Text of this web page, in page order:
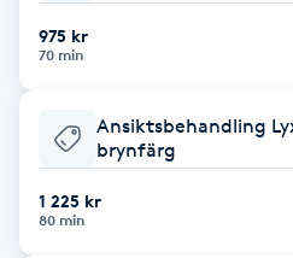
Blowout
Brynfärgning
975 kr
70 min
Ansiktsbehandling
brynfärg
1 225 kr
80 min